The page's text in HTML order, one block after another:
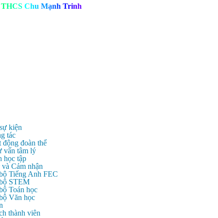
THCS Chu Mạnh Trinh
kiện
tác
động đoàn thể
vấn tâm lý
học tập
và Cảm nhận
Tiếng Anh FEC
STEM
Toán học
Văn học
thành viên